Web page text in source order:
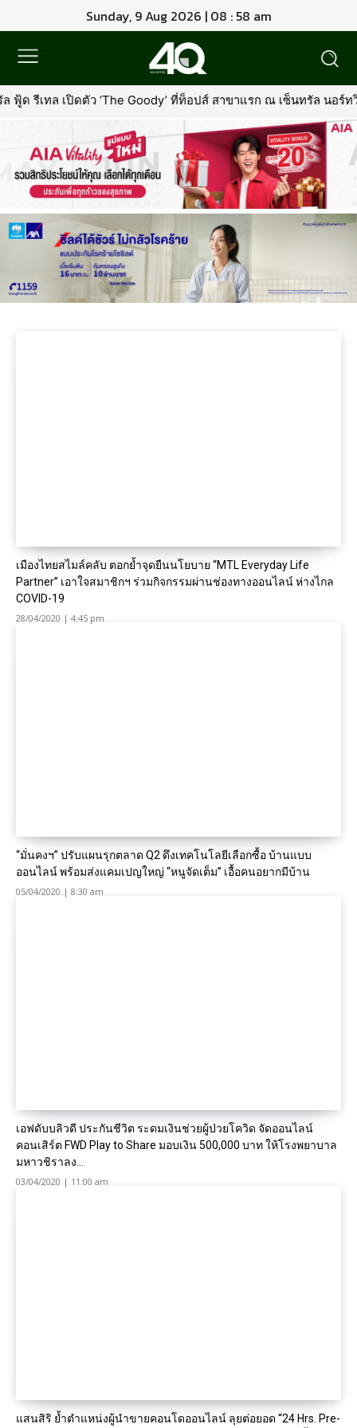
Sunday, 9 Aug 2026 | 08 : 58 am
รีเทล เปิดตัว ‘The Goody’ ที่ท็อปส์ สาขาแรก ณ เซ็นทรัล นอร์ทวิล
เมืองไทยสไมล์คลับ ตอกย้ำจุดยืนนโยบาย “MTL Everyday Life
Partner” เอาใจสมาชิกฯ ร่วมกิจกรรมผ่านช่องทางออนไลน์ ห่างไกล
COVID-19
28/04/2020 | 4:45 pm
“มั่นคงฯ” ปรับแผนรุกตลาด Q2 ดึงเทคโนโลยีเลือกซื้อ บ้านแบบ
ออนไลน์ พร้อมส่งแคมเปญใหญ่ “หนูจัดเต็ม” เอื้อคนอยากมีบ้าน
05/04/2020 | 8:30 am
เอฟดับบลิวดี ประกันชีวิต ระดมเงินช่วยผู้ป่วยโควิด จัดออนไลน์
คอนเสิร์ต FWD Play to Share มอบเงิน 500,000 บาท ให้โรงพยาบาล
มหาวชิราลง...
03/04/2020 | 11:00 am
แสนสิริ ย้ำตำแหน่งผู้นำขายคอนโดออนไลน์ ลุยต่อยอด “24 Hrs. Pre-